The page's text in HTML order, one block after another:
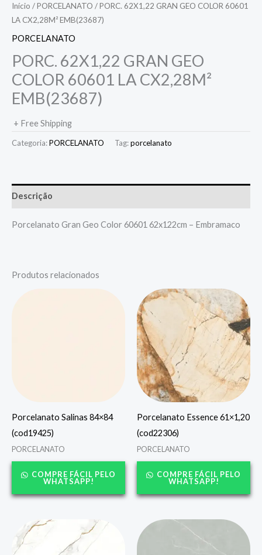
Início /PORCELANATO / PORC. 62X1,22 GRAN GEO COLOR 60601
LA CX2,28M² EMB(23687)
PORCELANATO
PORC. 62X1,22 GRAN GEO
COLOR 60601 LA CX2,28M²
EMB(23687)
+ Free Shipping
Categoria:PORCELANATO Tag:porcelanato
Descrição
Porcelanato Gran Geo Color 60601 62x122cm – Embramaco
Produtos relacionados
Porcelanato Salinas 84×84
(cod19425)
PORCELANATO
COMPRE FÁCIL PELO
WHATSAPP!
Porcelanato Essence 61×1,20
(cod22306)
PORCELANATO
COMPRE FÁCIL PELO
WHATSAPP!